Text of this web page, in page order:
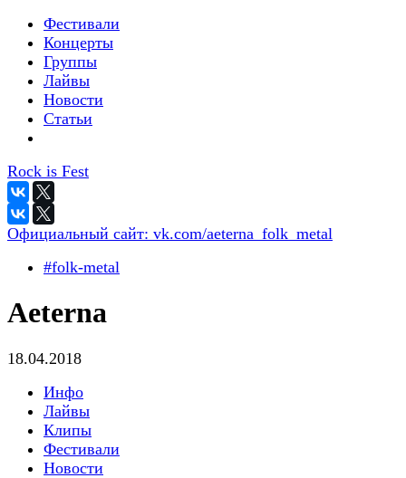
Фестивали
Концерты
Группы
Лайвы
Новости
Статьи
Rock is Fest
Официальный сайт: vk.com/aeterna_folk_metal
#folk-metal
Aeterna
18.04.2018
Инфо
Лайвы
Клипы
Фестивали
Новости